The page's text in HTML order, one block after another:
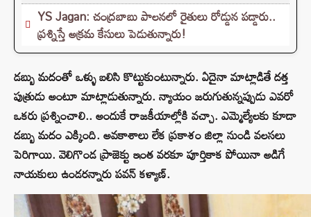
YS Jagan: చంద్రబాబు పాలనలో రైతులు రోడ్డున పడ్డారు..
ప్రశ్నిస్తే అక్రమ కేసులు పెడుతున్నారు!
డబ్బు మదంతో ఒళ్ళు బలిసి కొట్టుకుంటున్నారు. ఏదైనా మాట్లాడితే దత్త
పుత్రుడు అంటూ మాట్లాడుతున్నారు. న్యాయం జరుగుతున్నప్పుడు ఎవరో
ఒకరు ప్రశ్నించాలి.. అందుకే రాజకీయాల్లోకి వచ్చా. ఎమ్మెల్యేలకు కూడా
డబ్బు మదం ఎక్కింది. అవకాశాలు లేక ప్రకాశం జిల్లా నుండి వలసలు
పెరిగాయి. వెలిగొండ ప్రాజెక్టు ఇంత వరకూ పూర్తికాక పోయినా అడిగే
నాయకులు ఉండరన్నారు పవన్ కళ్యాణ్.